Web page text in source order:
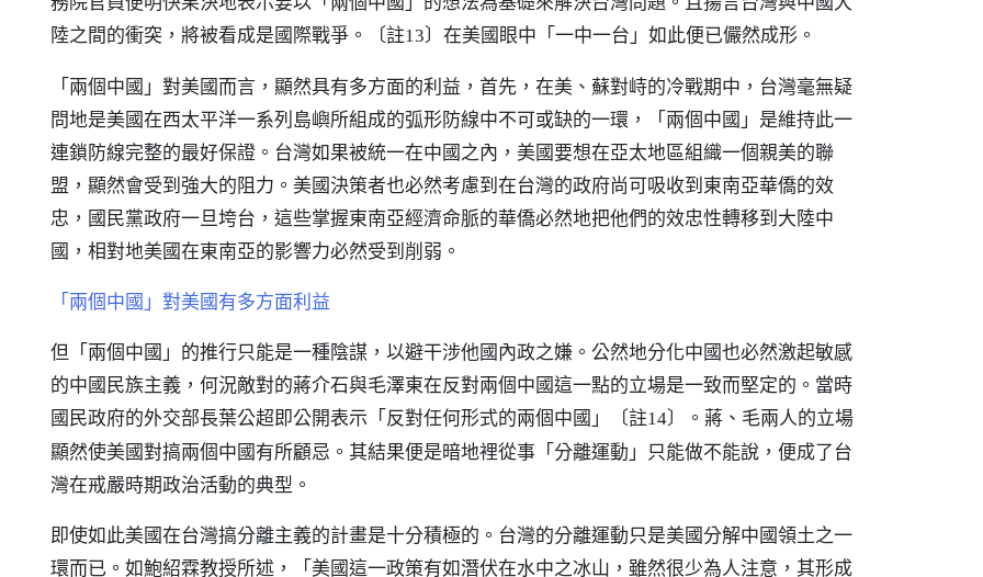
陸之間的衝突，將被看成是國際戰爭。
〔註13〕 在美國眼中「一中一台」如此便已儼然成形。
「兩個中國」對美國而言，顯然具有多方面的利益，首先，在美、蘇對峙的冷戰期中，台灣毫無疑
問地是美國在西太平洋一系列島嶼所組成的弧形防線中不可或缺的一環，「兩個中國」是維持此一
連鎖防線完整的最好保證。台灣如果被統一在中國之內，美國要想在亞太地區組織一個親美的聯
盟，顯然會受到強大的阻力。美國決策者也必然考慮到在台灣的政府尚可吸收到東南亞華僑的效
忠，國民黨政府一旦垮台，這些掌握東南亞經濟命脈的華僑必然地把他們的效忠性轉移到大陸中
國，相對地美國在東南亞的影響力必然受到削弱。
「兩個中國」對美國有多方面利益
但「兩個中國」的推行只能是一種陰謀，以避干涉他國內政之嫌。公然地分化中國也必然激起敏感
的中國民族主義，何況敵對的蔣介石與毛澤東在反對兩個中國這一點的立場是一致而堅定的。當時
國民政府的外交部長葉公超即公開表示「反對任何形式的兩個中國」
〔註14〕
。蔣、毛兩人的立場
顯然使美國對搞兩個中國有所顧忌。其結果便是暗地裡從事「分離運動」只能做不能說，便成了台
灣在戒嚴時期政治活動的典型。
即使如此美國在台灣搞分離主義的計畫是十分積極的。台灣的分離運動只是美國分解中國領土之一
環而已。如鮑紹霖教授所述，「美國這一政策有如潛伏在水中之冰山，雖然很少為人注意，其形成